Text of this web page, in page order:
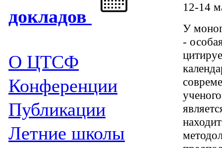
докладов
О ЦТСФ
Конференции
Публикации
Летние школы
12-14
У
-